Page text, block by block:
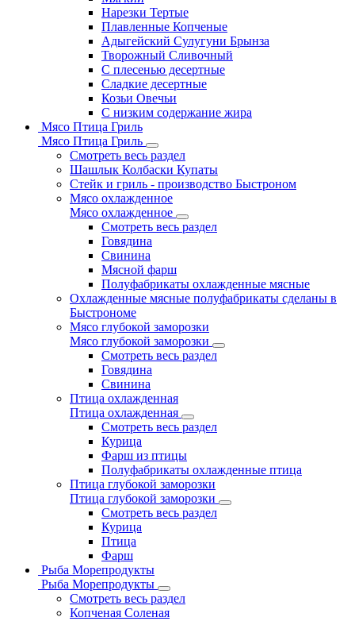
Нарезки Тертые
Плавленные Копченые
Адыгейский Сулугуни Брынза
Творожный Сливочный
С плесенью десертные
Сладкие десертные
Козьи Овечьи
С низким содержание жира
Мясо Птица Гриль
Мясо Птица Гриль
Смотреть весь раздел
Шашлык Колбаски Купаты
Стейк и гриль - производство Быстроном
Мясо охлажденное
Мясо охлажденное
Смотреть весь раздел
Говядина
Свинина
Мясной фарш
Полуфабрикаты охлажденные мясные
Охлажденные мясные полуфабрикаты сделаны в
Быстрономе
Мясо глубокой заморозки
Мясо глубокой заморозки
Смотреть весь раздел
Говядина
Свинина
Птица охлажденная
Птица охлажденная
Смотреть весь раздел
Курица
Фарш из птицы
Полуфабрикаты охлажденные птица
Птица глубокой заморозки
Птица глубокой заморозки
Смотреть весь раздел
Курица
Птица
Фарш
Рыба Морепродукты
Рыба Морепродукты
Смотреть весь раздел
Копченая Соленая